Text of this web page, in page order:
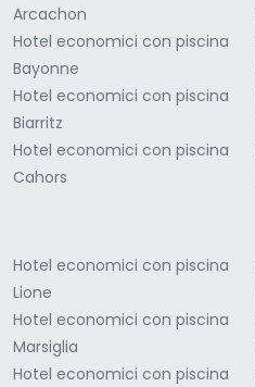
Arcachon
Hotel economici con piscina
Bayonne
Hotel economici con piscina
Biarritz
Hotel economici con piscina
Cahors
Hotel economici con piscina
Lione
Hotel economici con piscina
Marsiglia
Hotel economici con piscina